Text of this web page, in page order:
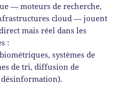
— moteurs de recherche,
cloud — jouent
mais réel dans les
:
systèmes de
de tri, diffusion de